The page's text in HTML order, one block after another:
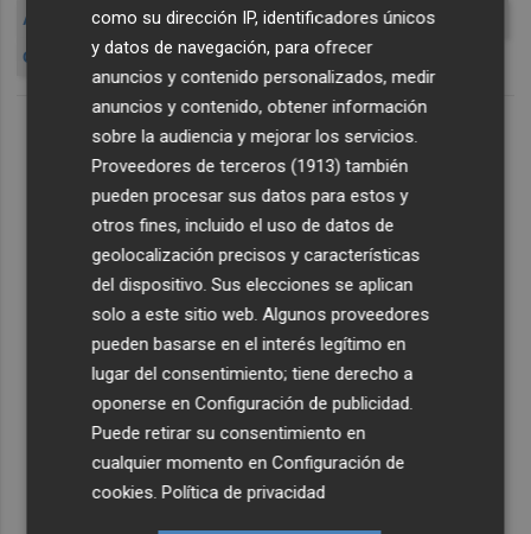
ACCIONES DE BAYER
CREDIT SUISSE
SCHIFF NUTRITION
GRÁFICO DE BAYER
ANÁLISIS
como su dirección IP, identificadores únicos
y datos de navegación, para ofrecer
anuncios y contenido personalizados, medir
anuncios y contenido, obtener información
sobre la audiencia y mejorar los servicios.
Proveedores de terceros (1913) también
pueden procesar sus datos para estos y
otros fines, incluido el uso de datos de
geolocalización precisos y características
del dispositivo. Sus elecciones se aplican
solo a este sitio web. Algunos proveedores
pueden basarse en el interés legítimo en
lugar del consentimiento; tiene derecho a
oponerse enConfiguración de publicidad
Puede retirar su consentimiento en
cualquier momento enConfiguración de
cookies .Política de privacidad